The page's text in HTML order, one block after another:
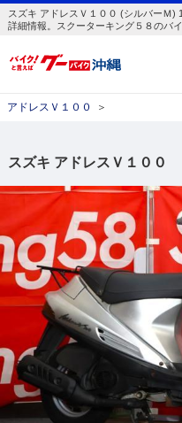
スズキ アドレスＶ１００ (シルバーＭ)
詳細情報。スクーターキング５８のバ
アドレスＶ１００ ＞
スズキ アドレスＶ１０